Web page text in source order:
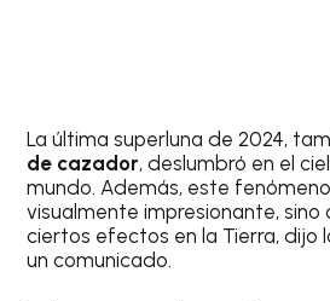
La última superluna de 2024,
de cazador, deslumbró en el
mundo. Además, este
visualmente impresionante,
ciertos efectos en la Tierra, dijo
un comunicado.